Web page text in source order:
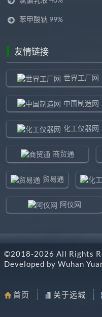
苯甲酸钠 99%
友情链接
世界工厂网
中国制造网
化工仪器网
商贸通
贸易通
阿仪网
东北制造
©2018-2026 All Rights
Developed by Wuhan
首页 关于远城